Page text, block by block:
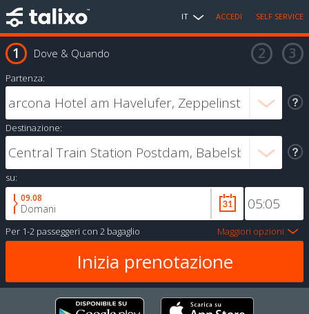
IT ACCEDI SELF SERVICE
Dove & Quando
Partenza:
Destinazione:
su:
09.08
Domani
Per 1-2 passeggeri con 2 bagaglio Maggiori opzioni